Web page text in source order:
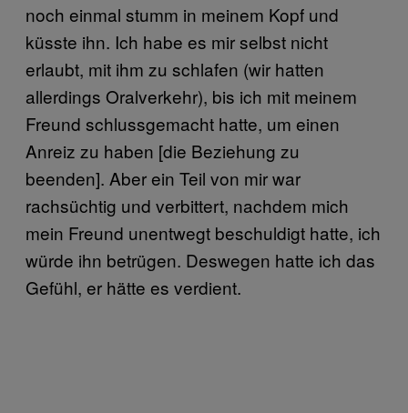
noch einmal stumm in meinem Kopf und
küsste ihn. Ich habe es mir selbst nicht
erlaubt, mit ihm zu schlafen (wir hatten
allerdings Oralverkehr), bis ich mit meinem
Freund schlussgemacht hatte, um einen
Anreiz zu haben [die Beziehung zu
beenden]. Aber ein Teil von mir war
rachsüchtig und verbittert, nachdem mich
mein Freund unentwegt beschuldigt hatte, ich
würde ihn betrügen. Deswegen hatte ich das
Gefühl, er hätte es verdient.